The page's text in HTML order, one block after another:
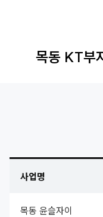
목동 KT부
사업명
목동 윤슬자이